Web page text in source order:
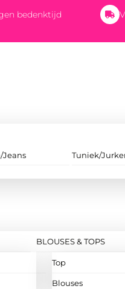
bedenktijd
Jeans Tuniek/
BLOUSES & TOPS
Top
Blouses